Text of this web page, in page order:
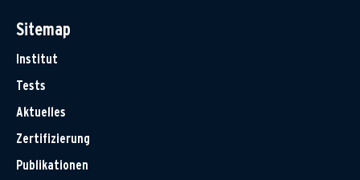
Sitemap
Institut
Tests
Aktuelles
Zertifizierung
Publikationen